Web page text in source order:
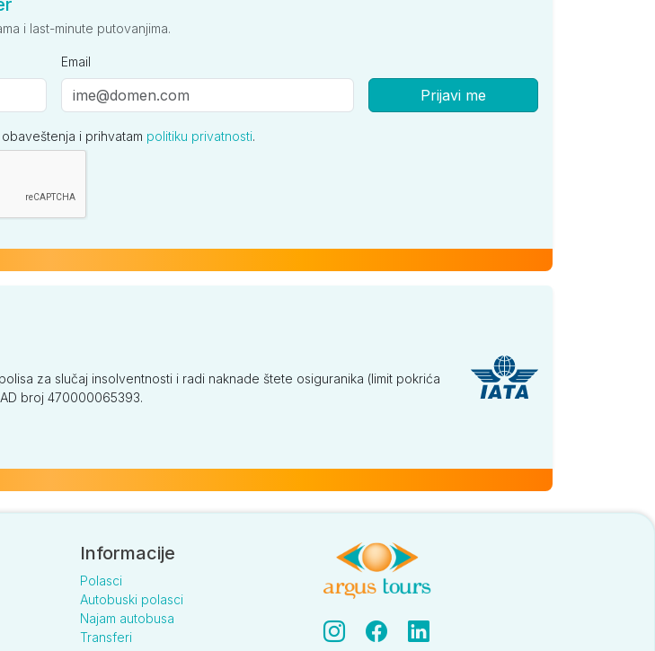
i last-minute putovanjima.
Email
Prijavi me
i prihvatam politiku privatnosti.
za slučaj insolventnosti i radi naknade štete osiguranika (limit pokrića
broj 470000065393.
Informacije
Polasci
Autobuski polasci
Najam autobusa
Transferi